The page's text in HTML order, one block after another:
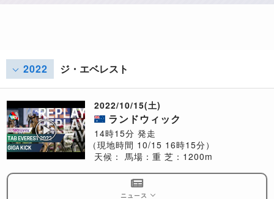
2022 ジ・エベレスト
2022/10/15(土)
ランドウィック
14時15分 発走
（現地時間 10/15 16時15分）
天候： 馬場：重 芝：1200m
ニュース